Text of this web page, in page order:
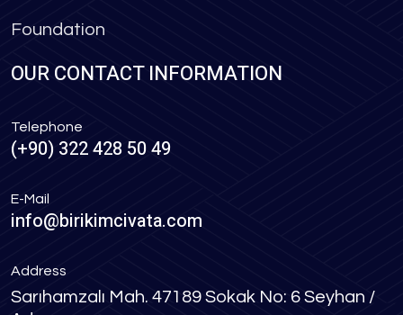
Foundation
OUR CONTACT INFORMATION
Telephone
(+90) 322 428 50 49
E-Mail
info@birikimcivata.com
Address
Sarıhamzalı Mah. 47189 Sokak No: 6 Seyhan /